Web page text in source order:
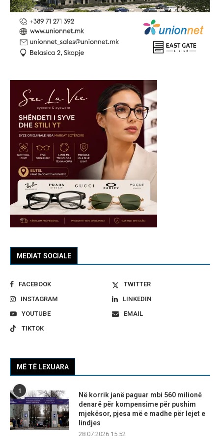
MEDIAT SOCIALE
FACEBOOK
TWITTER
INSTAGRAM
LINKEDIN
YOUTUBE
EMAIL
TIKTOK
MË TË LEXUARA
1
Në korrik janë paguar mbi 560 milionë
denarë për kompensime për pushim
mjekësor, pjesa më e madhe për lejet e
lindjes
28.07.2026 15:52